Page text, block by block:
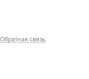
Обратная связь